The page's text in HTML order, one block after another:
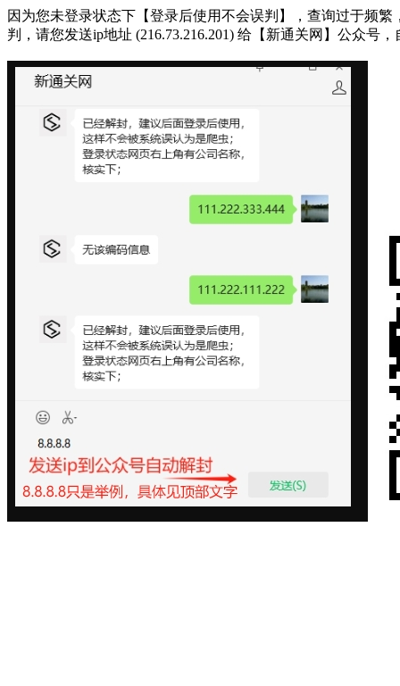
因为您未登录状态下【登录后使用不会误判】，查询过于频繁
判，请您发送ip地址 (216.73.216.201) 给【新通关网】公众号